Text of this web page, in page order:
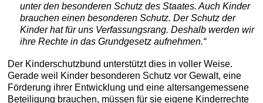
unter den besonderen Schutz des Staates. Auch Kinder
brauchen einen besonderen Schutz. Der Schutz der
Kinder hat für uns Verfassungsrang. Deshalb werden wir
ihre Rechte in das Grundgesetz aufnehmen.“
Der Kinderschutzbund unterstützt dies in voller Weise.
Gerade weil Kinder besonderen Schutz vor Gewalt, eine
Förderung ihrer Entwicklung und eine altersangemessene
Beteiligung brauchen, müssen für sie eigene Kinderrechte